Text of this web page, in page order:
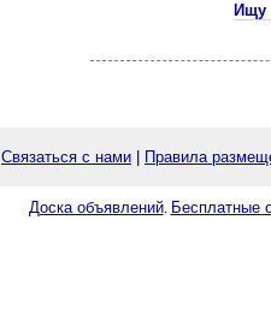
Ищу
Связаться с нами Правила
Доска объявлений. Бесплатные